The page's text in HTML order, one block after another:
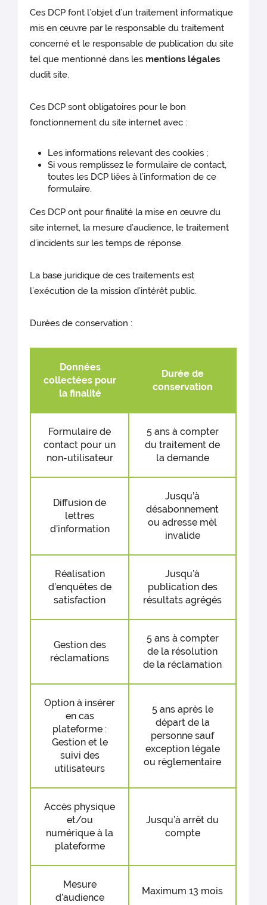
Ces DCP font l’objet d’un traitement informatique
mis en œuvre par le responsable du traitement
concerné et le responsable de publication du site
tel que mentionné dans les mentions légales
dudit site.
Ces DCP sont obligatoires pour le bon
fonctionnement du site internet avec :
Les informations relevant des cookies ;
Si vous remplissez le formulaire de contact,
toutes les DCP liées à l’information de ce
formulaire.
Ces DCP ont pour finalité la mise en œuvre du
site internet, la mesure d’audience, le traitement
d’incidents sur les temps de réponse.
La base juridique de ces traitements est
l’exécution de la mission d’intérêt public.
Durées de conservation :
Données
collectées pour
la finalité
Durée de
conservation
Formulaire de
contact pour un
non-utilisateur
5 ans à compter
du traitement de
la demande
Diffusion de
lettres
d’information
Jusqu’à
désabonnement
ou adresse mèl
invalide
Réalisation
d’enquêtes de
satisfaction
Jusqu’à
publication des
résultats agrégés
Gestion des
réclamations
5 ans à compter
de la résolution
de la réclamation
Option à insérer
en cas
plateforme :
Gestion et le
suivi des
utilisateurs
5 ans après le
départ de la
personne sauf
exception légale
ou règlementaire
Accès physique
et/ou
numérique à la
plateforme
Jusqu’à arrêt du
compte
Mesure
d’audience
Maximum 13 mois